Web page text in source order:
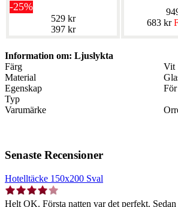
-25%
529 kr
397 kr
683 kr
Information om: Ljuslykta
Färg
Vit
Material
Egenskap
Typ
Varumärke
Senaste Recensioner
Hotelltäcke 150x200 Sval
Helt OK. Första natten var det perfekt.